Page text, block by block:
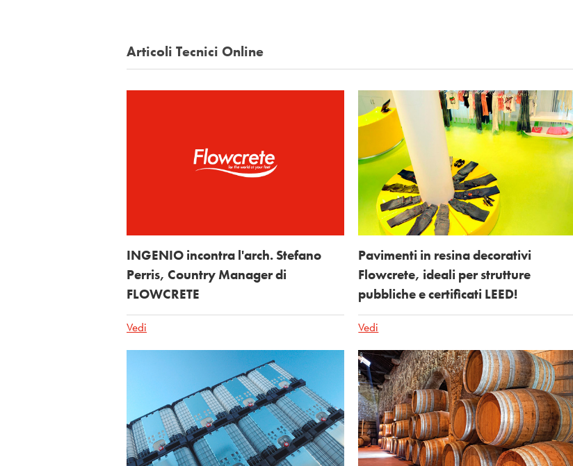
Articoli Tecnici Online
INGENIO incontra l'arch. Stefano
Perris, Country Manager di
FLOWCRETE
Vedi
Pavimenti in resina decorativi
Flowcrete, ideali per strutture
pubbliche e certificati LEED!
Vedi